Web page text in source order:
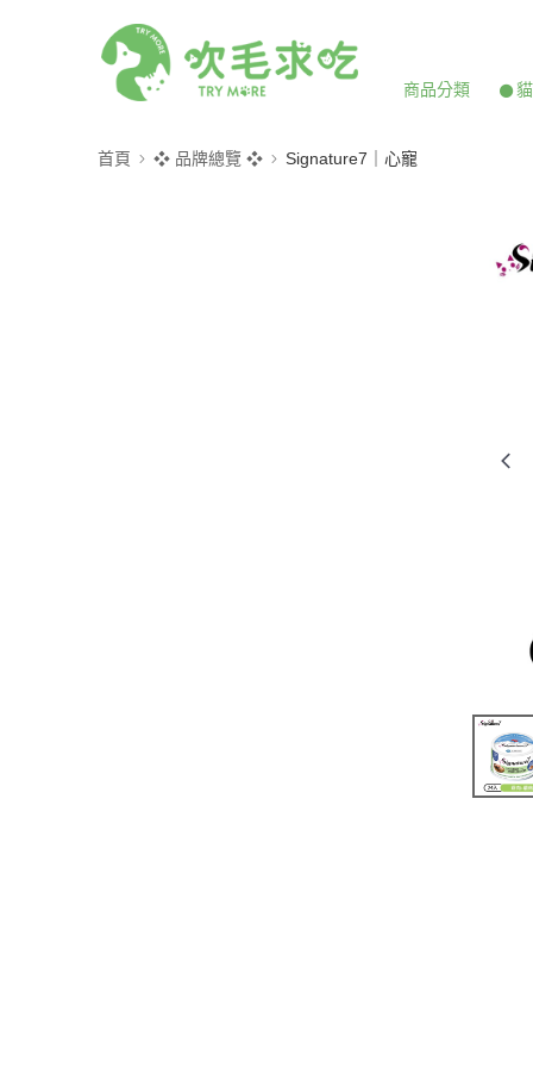
商品分類 𒊹貓
首頁 ❖ 品牌總覽 ❖ Signature7｜心寵